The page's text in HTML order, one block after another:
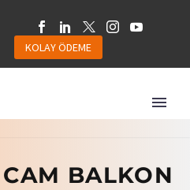
KOLAY ÖDEME
BALKON